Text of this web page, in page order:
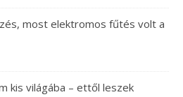
most elektromos fűtés volt a
kis világába – ettől leszek